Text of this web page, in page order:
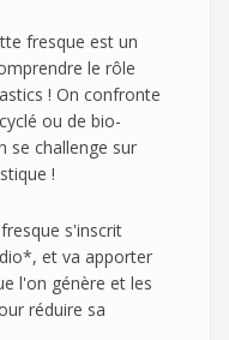
fresque est un
le rôle
! On confronte
ou de bio-
se challenge sur
!
s'inscrit
et va apporter
l'on génère et les
réduire sa